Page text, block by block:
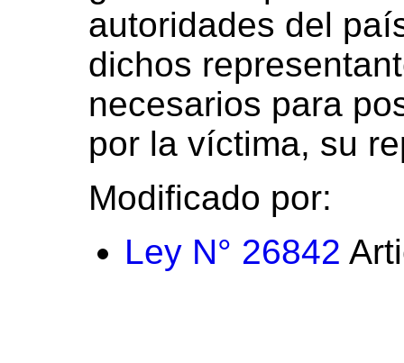
autoridades del
dichos
necesarios para
por la víctima, su
Modificado por:
Ley N° 26842